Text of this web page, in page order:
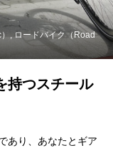
,ロードバイク（Road
持つスチール
あり、あなたとギア